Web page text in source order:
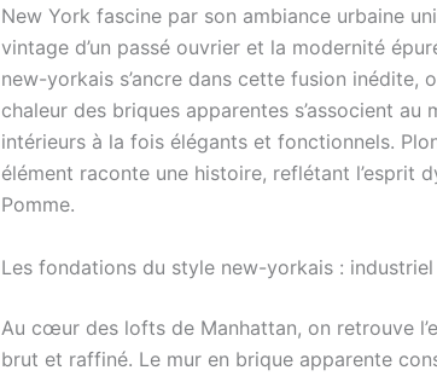
New York fascine par son ambiance urbaine
vintage d’un passé ouvrier et la modernité
new-yorkais s’ancre dans cette fusion inédite,
chaleur des briques apparentes s’associent
intérieurs à la fois élégants et fonctionnels.
élément raconte une histoire, reflétant l’esprit
Pomme.
Les fondations du style new-yorkais :
Au cœur des lofts de Manhattan, on retrouve
brut et raffiné. Le mur en brique apparente